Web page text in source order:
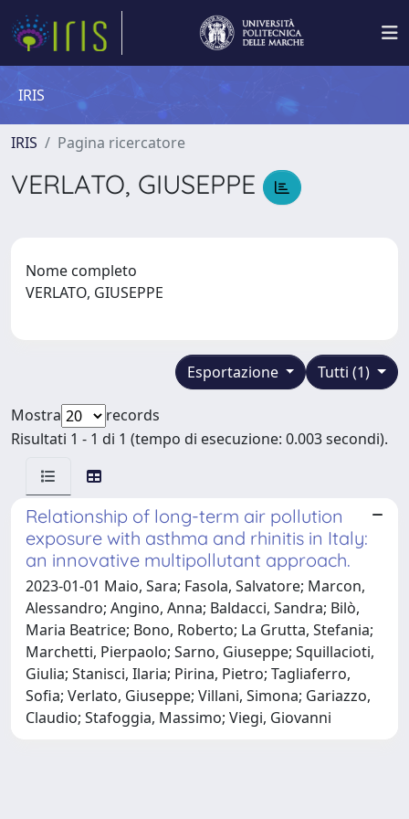
IRIS
IRIS Pagina ricercatore
VERLATO, GIUSEPPE
Nome completo
VERLATO, GIUSEPPE
Tutti (1)
Esportazione
Mostra
records
Risultati 1 - 1 di 1 (tempo di esecuzione: 0.003 secondi).
Relationship of long-term air pollution
exposure with asthma and rhinitis in Italy:
an innovative multipollutant approach.
2023-01-01 Maio, Sara; Fasola, Salvatore; Marcon,
Alessandro; Angino, Anna; Baldacci, Sandra; Bilò,
Maria Beatrice; Bono, Roberto; La Grutta, Stefania;
Marchetti, Pierpaolo; Sarno, Giuseppe; Squillacioti,
Giulia; Stanisci, Ilaria; Pirina, Pietro; Tagliaferro,
Sofia; Verlato, Giuseppe; Villani, Simona; Gariazzo,
Claudio; Stafoggia, Massimo; Viegi, Giovanni